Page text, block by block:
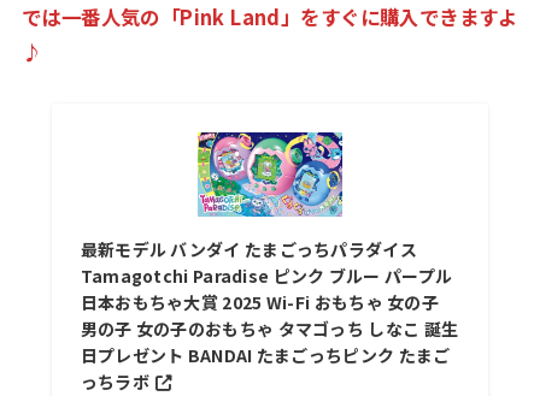
では一番人気の「Pink Land」をすぐに購入できますよ
♪
最新モデル バンダイ たまごっちパラダイス
Tamagotchi Paradise ピンク ブルー パープル
日本おもちゃ大賞 2025 Wi-Fi おもちゃ 女の子
男の子 女の子のおもちゃ タマゴっち しなこ 誕生
日プレゼント BANDAI たまごっちピンク たまご
っちラボ